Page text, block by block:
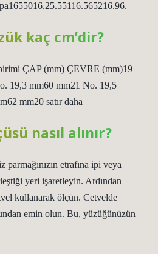
kaç cm’dir?
ÇAP (mm) ÇEVRE (mm)19
19,3 mm60 mm21 No. 19,5
mm20 satır daha
nasıl alınır?
etrafına ipi veya
yeri işaretleyin. Ardından
kullanarak ölçün. Cetvelde
emin olun. Bu, yüzüğünüzün